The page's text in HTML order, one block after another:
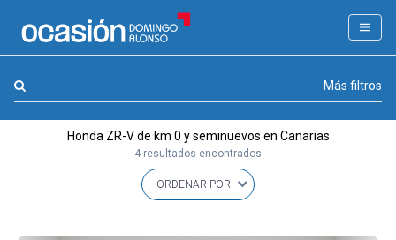
FILTROS
APPROVED
Más filtros
Honda ZR-V de km 0 y seminuevos en Canarias
4 resultados encontrados